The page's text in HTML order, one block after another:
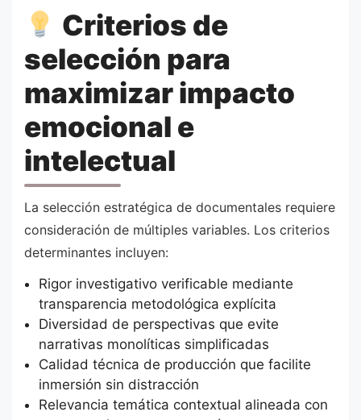
Criterios de
selección para
maximizar impacto
emocional e
intelectual
La selección estratégica de documentales requiere
consideración de múltiples variables. Los criterios
determinantes incluyen:
Rigor investigativo verificable mediante
transparencia metodológica explícita
Diversidad de perspectivas que evite
narrativas monolíticas simplificadas
Calidad técnica de producción que facilite
inmersión sin distracción
Relevancia temática contextual alineada con